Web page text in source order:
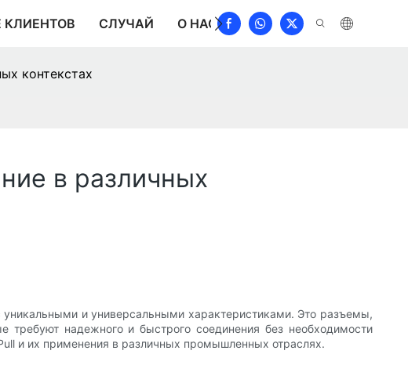
СЛУЧАЙ О НАС НОВОСТИ СКАЧАТЬ
контекстах
в различных
и универсальными характеристиками. Это разъемы,
надежного и быстрого соединения без необходимости
и их применения в различных промышленных отраслях.